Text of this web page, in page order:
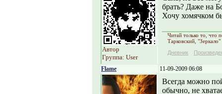
Автор
Группа: User
брать? Даже на
Хочу хомячком
Читай только то, что
Тарковский, "Зеркало"
Дневник
Flame 11-09-2009 06:08
Всегда можно
обычно, не